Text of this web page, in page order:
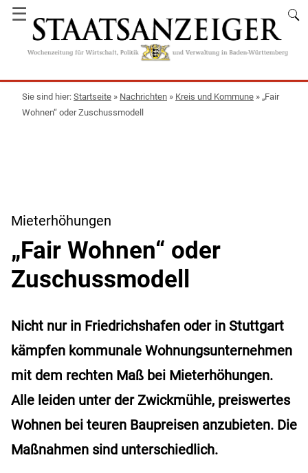
☰
Startseite » Nachrichten » Kreis und Kommune » „Fair
Wohnen“ oder Zuschussmodell
Mieterhöhungen
„Fair Wohnen“ oder
Zuschussmodell
Nicht nur in Friedrichshafen oder in Stuttgart
kämpfen kommunale Wohnungsunternehmen
mit dem rechten Maß bei Mieterhöhungen.
Alle leiden unter der Zwickmühle, preiswertes
Wohnen bei teuren Baupreisen anzubieten. Die
Maßnahmen sind unterschiedlich.